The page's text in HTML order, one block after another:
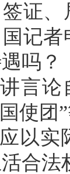
证
国记
吗？
言论
国使
以实
合法